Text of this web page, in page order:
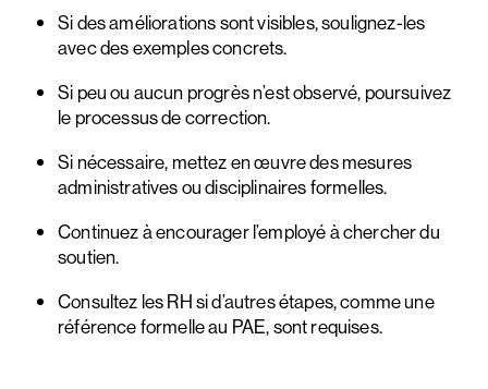
Si des améliorations sont visibles, soulignez-les
avec des exemples concrets.
Si peu ou aucun progrès n’est observé, poursuivez
le processus de correction.
Si nécessaire, mettez en œuvre des mesures
administratives ou disciplinaires formelles.
Continuez à encourager l’employé à chercher du
soutien.
Consultez les RH si d’autres étapes, comme une
référence formelle au PAE, sont requises.